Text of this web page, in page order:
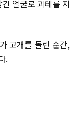
얼굴로 괴테를 지
고개를 돌린 순간,
.